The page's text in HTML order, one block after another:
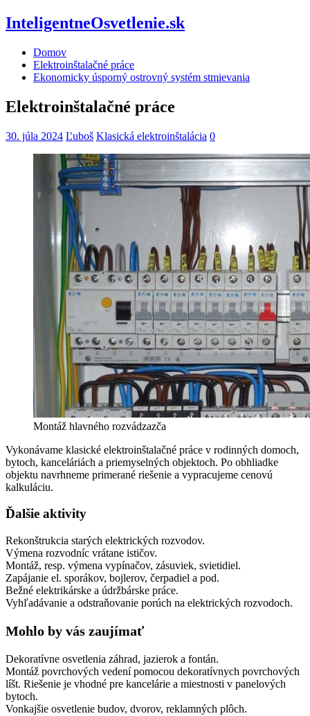
InteligentneOsvetlenie.sk
Domov
Elektroinštalačné práce
Ekonomicky úsporný ostrovný systém stmievania
Elektroinštalačné práce
30. júla 2024 Ľuboš Klasická elektroinštalácia 0
Montáž hlavného rozvádzazča
Vykonávame klasické elektroinštalačné práce v rodinných domoch,
bytoch, kanceláriách a priemyselných objektoch. Po obhliadke
objektu navrhneme primerané riešenie a vypracujeme cenovú
kalkuláciu.
Ďalšie aktivity
Rekonštrukcia starých elektrických rozvodov.
Výmena rozvodníc vrátane ističov.
Montáž, resp. výmena vypínačov, zásuviek, svietidiel.
Zapájanie el. sporákov, bojlerov, čerpadiel a pod.
Bežné elektrikárske a údržbárske práce.
Vyhľadávanie a odstraňovanie porúch na elektrických rozvodoch.
Mohlo by vás zaujímať
Dekoratívne osvetlenia záhrad, jazierok a fontán.
Montáž povrchových vedení pomocou dekoratívnych povrchových
líšt. Riešenie je vhodné pre kancelárie a miestnosti v panelových
bytoch.
Vonkajšie osvetlenie budov, dvorov, reklamných plôch.